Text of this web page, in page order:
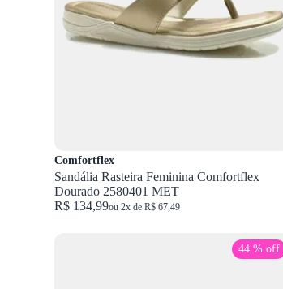
Comfortflex
Sandália Rasteira Feminina Comfortflex
Dourado 2580401 MET
R$ 134,99ou 2x de R$ 67,49
44 % off